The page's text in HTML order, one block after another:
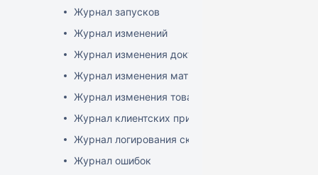
Журнал запусков
Журнал изменений
Журнал изменения документов
Журнал изменения матриц
Журнал изменения товаров
Журнал клиентских приложений
Журнал логирования сканирований штрихкодов
Журнал ошибок